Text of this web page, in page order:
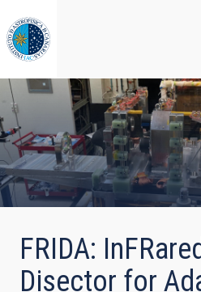
al
contenido
principal
FRIDA:
Disector for